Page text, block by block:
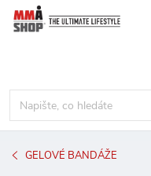
Přejít
GELOVÉ BANDÁŽE